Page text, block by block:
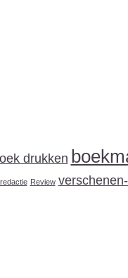
drukken
redactie Review